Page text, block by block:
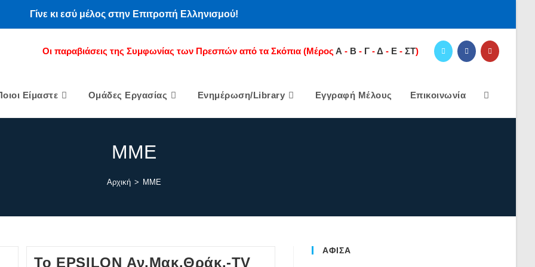
Γίνε κι εσύ μέλος στην Επιτροπή Ελληνισμού!
Οι παραβιάσεις της Συμφωνίας των Πρεσπών από τα Σκόπια (Μέρος Α - Β - Γ -Δ - E - ΣΤ)
Είμαστε Ομάδες Εργασίας Ενημέρωση/Library Εγγραφή Μέλους Επικοινωνία Toggle
ΜΜΕ
Αρχική > ΜΜΕ
To EPSILON Αν.Μακ.Θράκ.-TV
ΑΦΙΣΑ